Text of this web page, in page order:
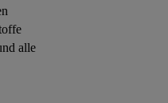
alle